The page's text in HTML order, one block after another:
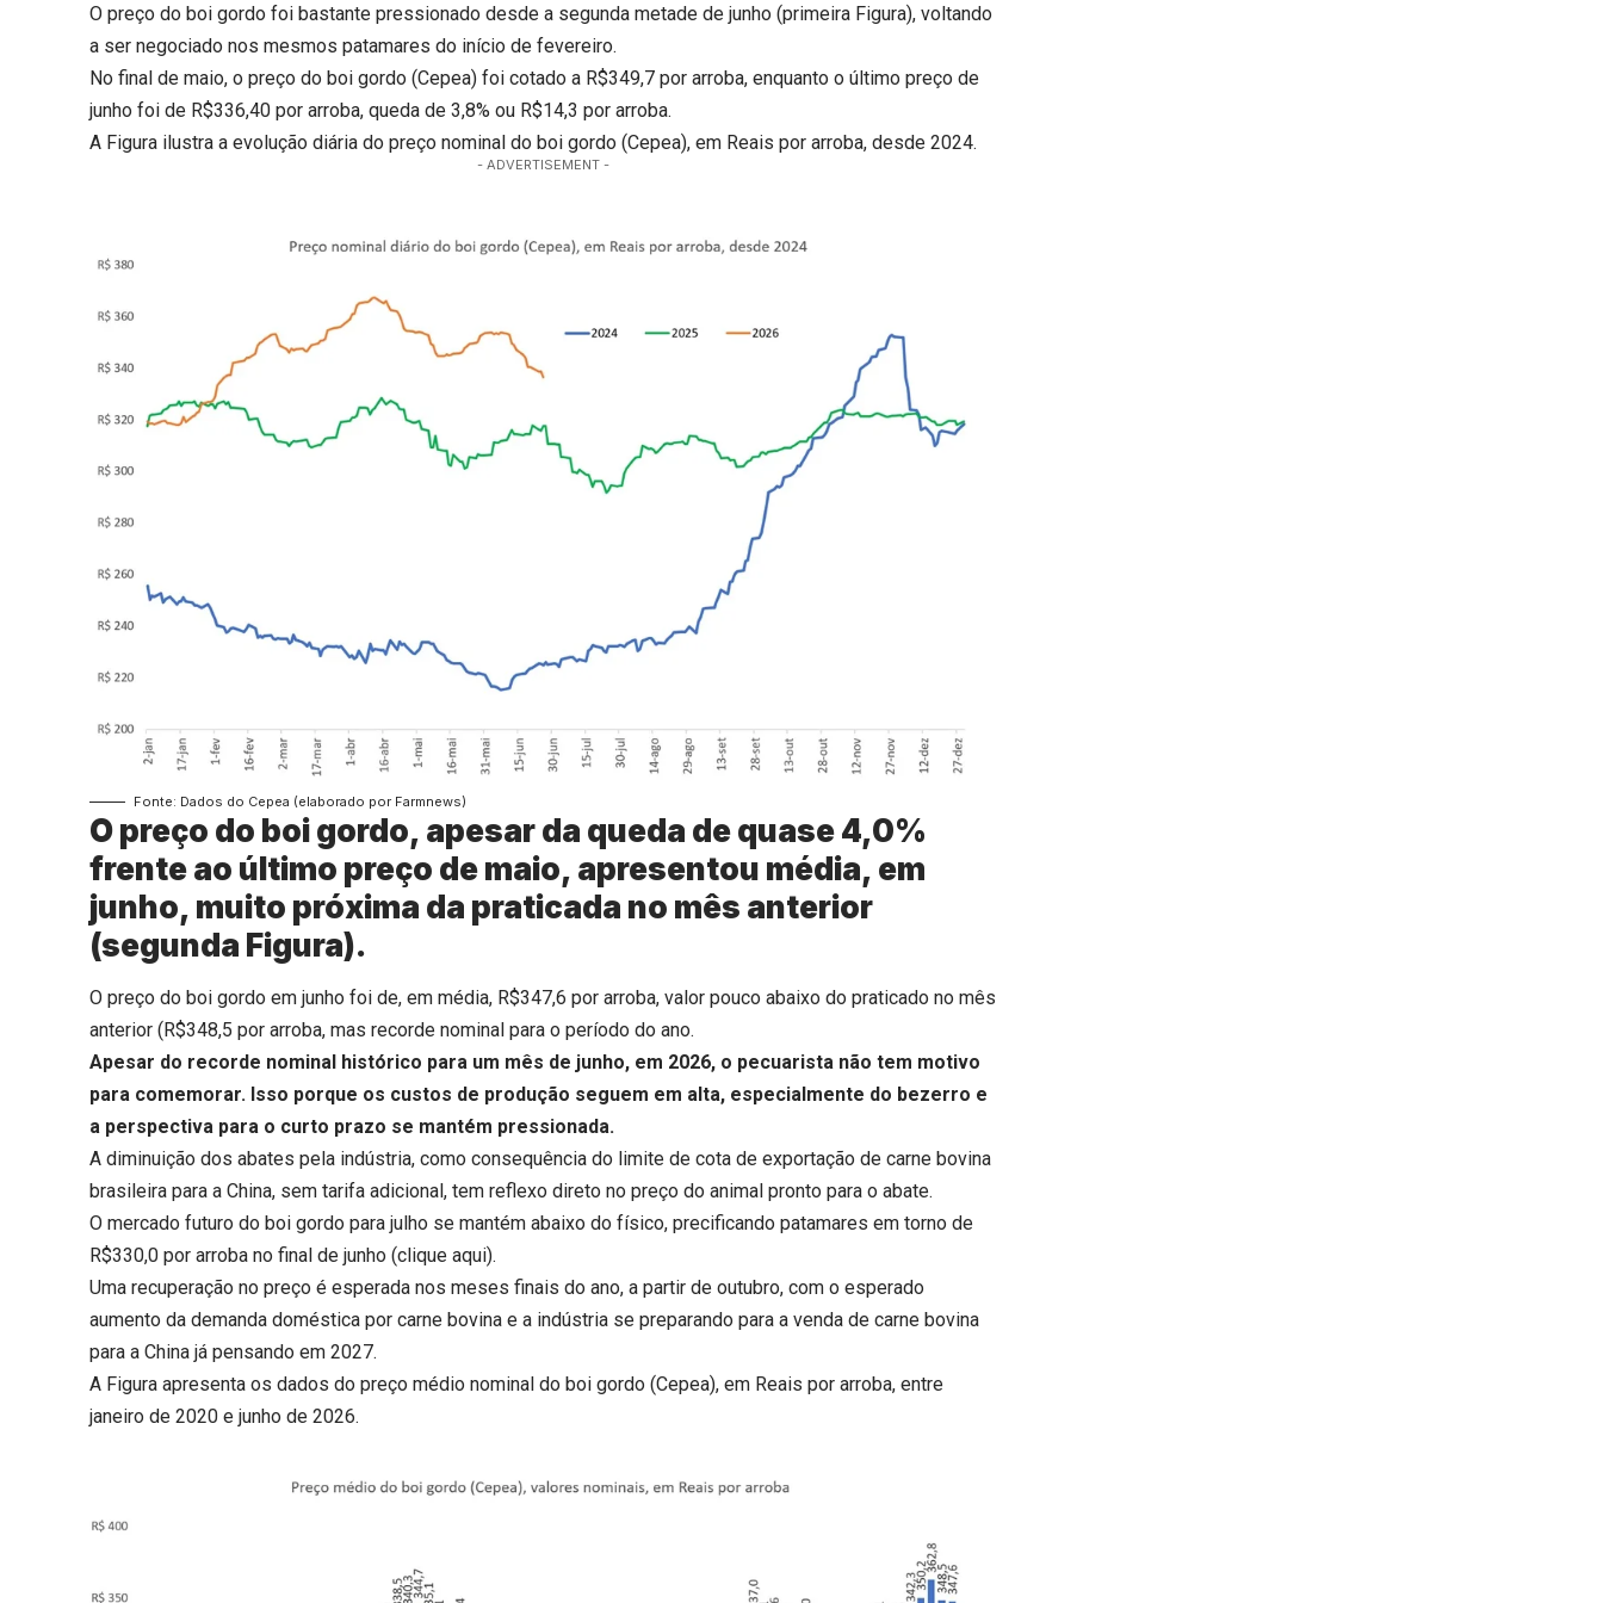
O preço do boi gordo foi bastante pressionado desde a segunda metade de junho (primeira Figura), voltando
a ser negociado nos mesmos patamares do início de fevereiro.
No final de maio, o preço do boi gordo (Cepea) foi cotado a R$349,7 por arroba, enquanto o último preço de
junho foi de R$336,40 por arroba, queda de 3,8% ou R$14,3 por arroba.
A Figura ilustra a evolução diária do preço nominal do boi gordo (Cepea), em Reais por arroba, desde 2024.
- ADVERTISEMENT -
Fonte: Dados do Cepea (elaborado por Farmnews)
O preço do boi gordo, apesar da queda de quase 4,0%
frente ao último preço de maio, apresentou média, em
junho, muito próxima da praticada no mês anterior
(segunda Figura).
O preço do boi gordo em junho foi de, em média, R$347,6 por arroba, valor pouco abaixo do praticado no mês
anterior (R$348,5 por arroba, mas recorde nominal para o período do ano.
Apesar do recorde nominal histórico para um mês de junho, em 2026, o pecuarista não tem motivo
para comemorar. Isso porque os custos de produção seguem em alta, especialmente do bezerro e
a perspectiva para o curto prazo se mantém pressionada.
A diminuição dos abates pela indústria, como consequência do limite de cota de exportação de carne bovina
brasileira para a China, sem tarifa adicional, tem reflexo direto no preço do animal pronto para o abate.
O mercado futuro do boi gordo para julho se mantém abaixo do físico, precificando patamares em torno de
R$330,0 por arroba no final de junho (clique aqui).
Uma recuperação no preço é esperada nos meses finais do ano, a partir de outubro, com o esperado
aumento da demanda doméstica por carne bovina e a indústria se preparando para a venda de carne bovina
para a China já pensando em 2027.
A Figura apresenta os dados do preço médio nominal do boi gordo (Cepea), em Reais por arroba, entre
janeiro de 2020 e junho de 2026.